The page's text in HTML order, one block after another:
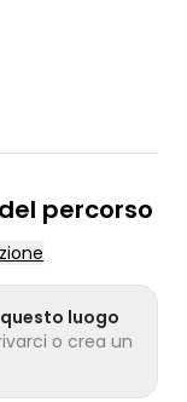
percorso
luogo
o crea un